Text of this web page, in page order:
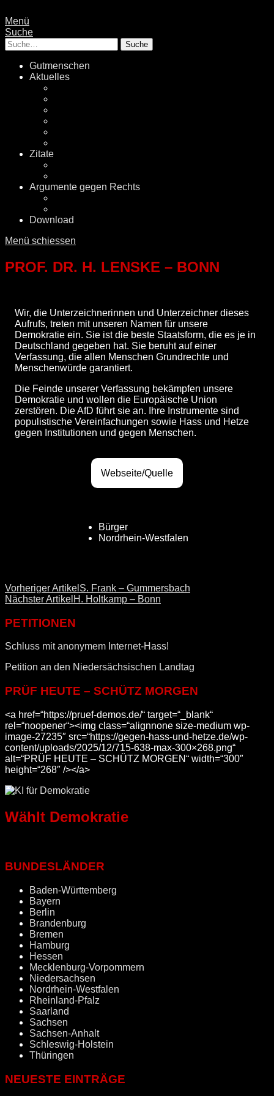
Menü
Suche
Suche
Gutmenschen
Aktuelles
Zitate
Argumente gegen Rechts
Download
Menü schiessen
PROF. DR. H. LENSKE – BONN
Wir, die Unterzeichnerinnen und Unterzeichner dieses
Aufrufs, treten mit unseren Namen für unsere
Demokratie ein. Sie ist die beste Staatsform, die es je in
Deutschland gegeben hat. Sie beruht auf einer
Verfassung, die allen Menschen Grundrechte und
Menschenwürde garantiert.
Die Feinde unserer Verfassung bekämpfen unsere
Demokratie und wollen die Europäische Union
zerstören. Die AfD führt sie an. Ihre Instrumente sind
populistische Vereinfachungen sowie Hass und Hetze
gegen Institutionen und gegen Menschen.
Webseite/Quelle
Bürger
Nordrhein-Westfalen
Vorheriger Artikel S. Frank – Gummersbach
Nächster Artikel H. Holtkamp – Bonn
PETITIONEN
Schluss mit anonymem Internet-Hass!
Petition an den Niedersächsischen Landtag
PRÜF HEUTE – SCHÜTZ MORGEN
<a href=“https://pruef-demos.de/“ target=“_blank“
rel=“noopener“><img class=“alignnone size-medium wp-
image-27235″ src=“https://gegen-hass-und-hetze.de/wp-
content/uploads/2025/12/715-638-max-300×268.png“
alt=“PRÜF HEUTE – SCHÜTZ MORGEN“ width=“300″
height=“268″ /></a>
Wählt Demokratie
BUNDESLÄNDER
Baden-Württemberg
Bayern
Berlin
Brandenburg
Bremen
Hamburg
Hessen
Mecklenburg-Vorpommern
Niedersachsen
Nordrhein-Westfalen
Rheinland-Pfalz
Saarland
Sachsen
Sachsen-Anhalt
Schleswig-Holstein
Thüringen
NEUESTE EINTRÄGE